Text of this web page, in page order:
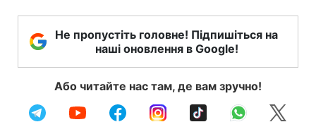
Не пропустіть головне! Підпишіться на
наші оновлення в Google!
Або читайте нас там, де вам зручно!